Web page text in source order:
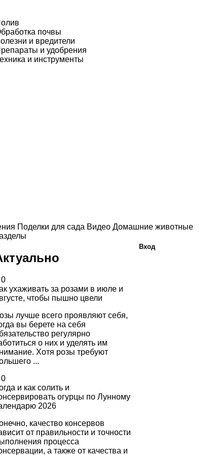
почвы
и вредители
и удобрения
и инструменты
Поделки для сада Видео Домашние животные
0
ухаживать за розами в июле и
чтобы пышно цвели
лучше всего проявляют себя,
вы берете на себя
регулярно
о них и уделять им
Хотя розы требуют
...
0
и как солить и
огурцы по Лунному
2026
качество консервов
от правильности и точности
процесса
а также от качества и
Вход